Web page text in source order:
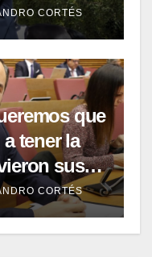
CORTÉS
que
tener la
sus
la de
CORTÉS